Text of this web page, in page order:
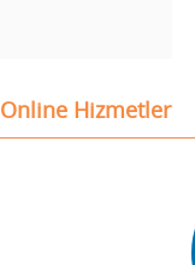
Online Hizmetler